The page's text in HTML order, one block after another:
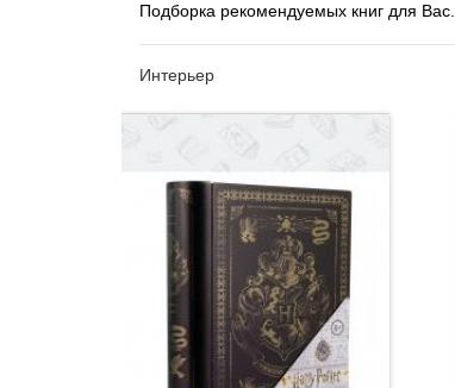
Подборка рекомендуемых книг для Вас.
Интерьер